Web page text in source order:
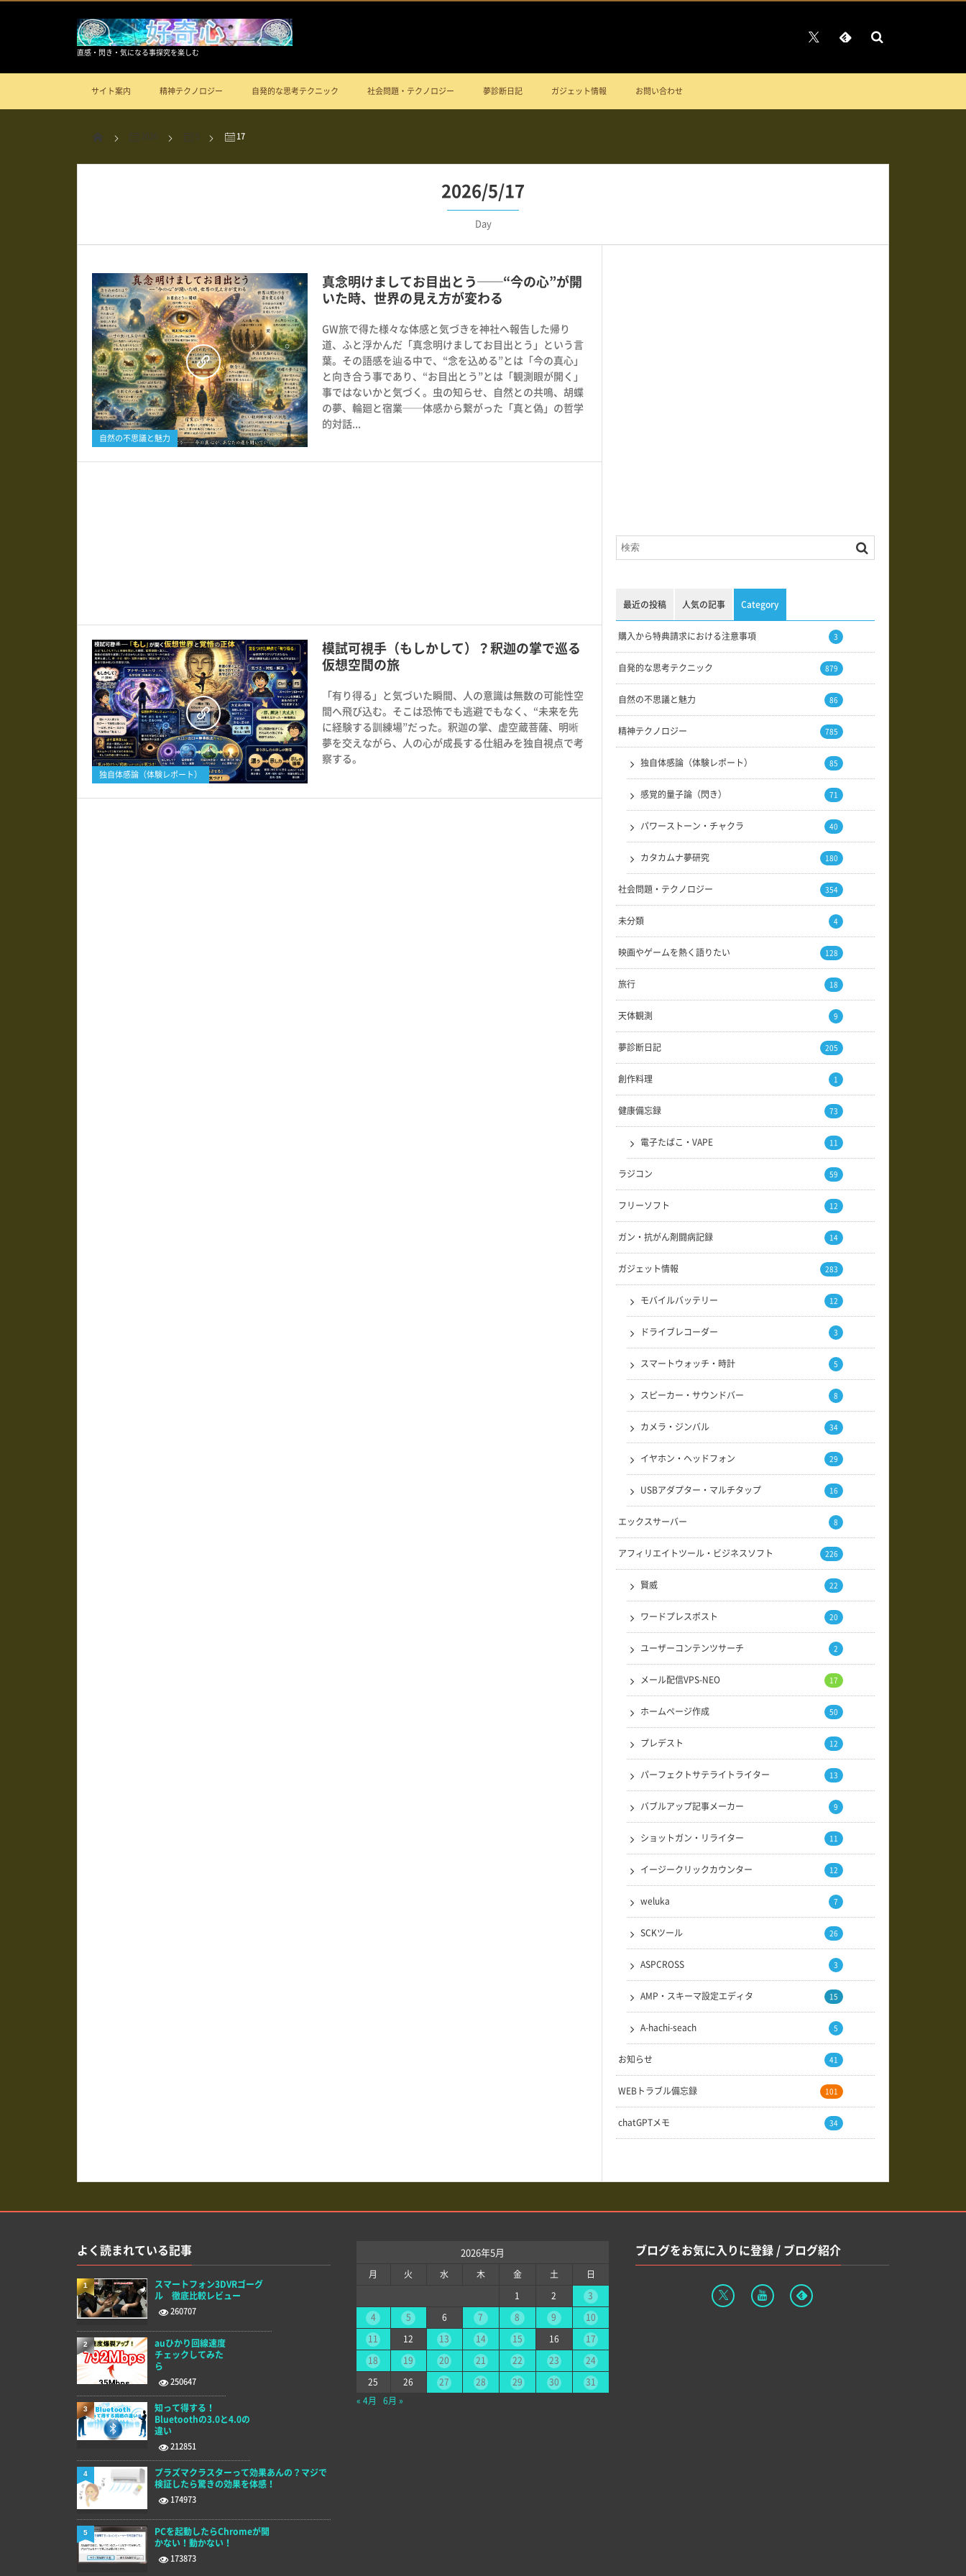
直感・閃き・気になる事探究を楽しむ
サイト案内 精神テクノロジー 自発的な思考テクニック 社会問題・テクノロジー 夢診断日記 ガジェット情報 お問い合わせ
2026 5 17
2026/5/17
Day
自然の不思議と魅力
0
真念明けましてお目出とう──“今の心”が開
いた時、世界の見え方が変わる
GW旅で得た様々な体感と気づきを神社へ報告した帰り
道、ふと浮かんだ「真念明けましてお目出とう」という言
葉。その語感を辿る中で、“念を込める”とは「今の真心」
と向き合う事であり、“お目出とう”とは「観測眼が開く」
事ではないかと気づく。虫の知らせ、自然との共鳴、胡蝶
の夢、輪廻と宿業──体感から繋がった「真と偽」の哲学
的対話...
独自体感論（体験レポート）
0
模試可視手（もしかして）？釈迦の掌で巡る
仮想空間の旅
「有り得る」と気づいた瞬間、人の意識は無数の可能性空
間へ飛び込む。そこは恐怖でも逃避でもなく、“未来を先
に経験する訓練場”だった。釈迦の掌、虚空蔵菩薩、明晰
夢を交えながら、人の心が成長する仕組みを独自視点で考
察する。
最近の投稿 人気の記事 Category
購入から特典請求における注意事項 3
自発的な思考テクニック 879
自然の不思議と魅力 86
精神テクノロジー 785
独自体感論（体験レポート） 85
感覚的量子論（閃き） 71
パワーストーン・チャクラ 40
カタカムナ夢研究 180
社会問題・テクノロジー 354
未分類 4
映画やゲームを熱く語りたい 128
旅行 18
天体観測 9
夢診断日記 205
創作料理 1
健康備忘録 73
電子たばこ・VAPE 11
ラジコン 59
フリーソフト 12
ガン・抗がん剤闘病記録 14
ガジェット情報 283
モバイルバッテリー 12
ドライブレコーダー 3
スマートウォッチ・時計 5
スピーカー・サウンドバー 8
カメラ・ジンバル 34
イヤホン・ヘッドフォン 29
USBアダプター・マルチタップ 16
エックスサーバー 8
アフィリエイトツール・ビジネスソフト 226
賢威 22
ワードプレスポスト 20
ユーザーコンテンツサーチ 2
メール配信VPS-NEO 17
ホームページ作成 50
プレデスト 12
パーフェクトサテライトライター 13
バブルアップ記事メーカー 9
ショットガン・リライター 11
イージークリックカウンター 12
weluka 7
SCKツール 26
ASPCROSS 3
AMP・スキーマ設定エディタ 15
A-hachi-seach 5
お知らせ 41
WEBトラブル備忘録 101
chatGPTメモ 34
よく読まれている記事
スマートフォン3DVRゴーグ
ル 徹底比較レビュー
260707
1
auひかり回線速度
チェックしてみた
ら
250647
2
知って得する！
Bluetoothの3.0と4.0の
違い
212851
3
プラズマクラスターって効果あんの？マジで
検証したら驚きの効果を体感！
174973
4
PCを起動したらChromeが開
かない！動かない！
173873
5
2026年5月
月 火 水 木 金 土
日
1
2
3
4
5 6 7 8 9
10
11
12 13 14 15 16
17
18
19 20 21 22 23
24
25
26 27 28 29 30
31
« 4月
6月 »
ブログをお気に入りに登録 / ブログ紹介